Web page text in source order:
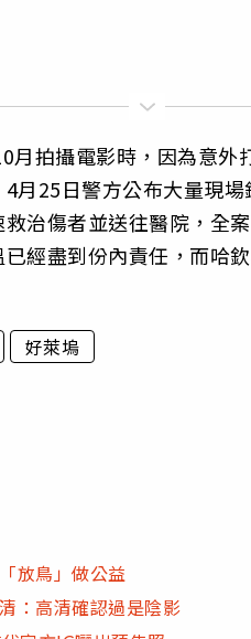
月拍攝電影時，因為意
月25日警方公布大量現
治傷者並送往醫院，全
經盡到份內責任，而哈
好萊塢
放鳥」做公益
：高清確認過是陰影